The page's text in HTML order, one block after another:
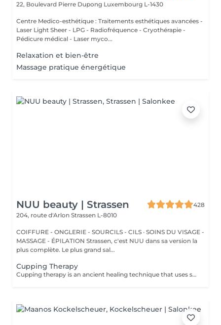
22, Boulevard Pierre Dupong Luxembourg L-1430
Centre Medico-esthétique : Traitements esthétiques avancées -
Laser Light Sheer - LPG - Radiofréquence - Cryothérapie -
Pédicure médical - Laser myco...
Relaxation et bien-être
Massage pratique énergétique
NUU beauty | Strassen
428
204, route d'Arlon Strassen L-8010
COIFFURE - ONGLERIE - SOURCILS - CILS · SOINS DU VISAGE -
MASSAGE - ÉPILATION Strassen, c'est NUU dans sa version la
plus complète. Le plus grand sal...
Cupping Therapy
Cupping therapy is an ancient healing technique that uses special cups to create gentle suction on the skin. This suction promotes blood flow, relieves muscle tension, reduces inflammation, and supports deep relaxation. The treatment can help release toxins, improve circulation, and ease chronic pain or stiffness. *Please note that cupping therapy could just be added to a massage service with includes back massage.